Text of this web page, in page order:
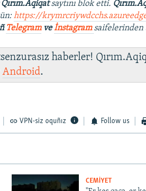
Qırım.Aqiqatsaytını blok etti.
https://
Telegramveİnstagram saifelerinden
haberler!
Android.
VPN-siz oquñız Follow us
CEMİYET